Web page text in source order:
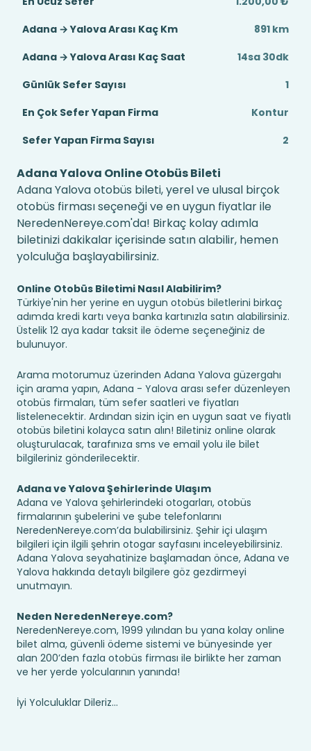
Adana → Yalova Arası Kaç Km
891 km
Adana → Yalova Arası Kaç Saat
14sa 30dk
Günlük Sefer Sayısı
1
En Çok Sefer Yapan Firma
Kontur
Sefer Yapan Firma Sayısı
2
Adana Yalova Online Otobüs Bileti
Adana Yalova otobüs bileti, yerel ve ulusal birçok
otobüs firması seçeneği ve en uygun fiyatlar ile
NeredenNereye.com'da! Birkaç kolay adımla
biletinizi dakikalar içerisinde satın alabilir, hemen
yolculuğa başlayabilirsiniz.
Online Otobüs Biletimi Nasıl Alabilirim?
Türkiye'nin her yerine en uygun otobüs biletlerini birkaç
adımda kredi kartı veya banka kartınızla satın alabilirsiniz.
Üstelik 12 aya kadar taksit ile ödeme seçeneğiniz de
bulunuyor.
Arama motorumuz üzerinden Adana Yalova güzergahı
için arama yapın, Adana - Yalova arası sefer düzenleyen
otobüs firmaları, tüm sefer saatleri ve fiyatları
listelenecektir. Ardından sizin için en uygun saat ve fiyatlı
otobüs biletini kolayca satın alın! Biletiniz online olarak
oluşturulacak, tarafınıza sms ve email yolu ile bilet
bilgileriniz gönderilecektir.
Adana ve Yalova Şehirlerinde Ulaşım
Adana ve Yalova şehirlerindeki otogarları, otobüs
firmalarının şubelerini ve şube telefonlarını
NeredenNereye.com’da bulabilirsiniz. Şehir içi ulaşım
bilgileri için ilgili şehrin otogar sayfasını inceleyebilirsiniz.
Adana Yalova seyahatinize başlamadan önce, Adana ve
Yalova hakkında detaylı bilgilere göz gezdirmeyi
unutmayın.
Neden NeredenNereye.com?
NeredenNereye.com, 1999 yılından bu yana kolay online
bilet alma, güvenli ödeme sistemi ve bünyesinde yer
alan 200’den fazla otobüs firması ile birlikte her zaman
ve her yerde yolcularının yanında!
İyi Yolculuklar Dileriz...